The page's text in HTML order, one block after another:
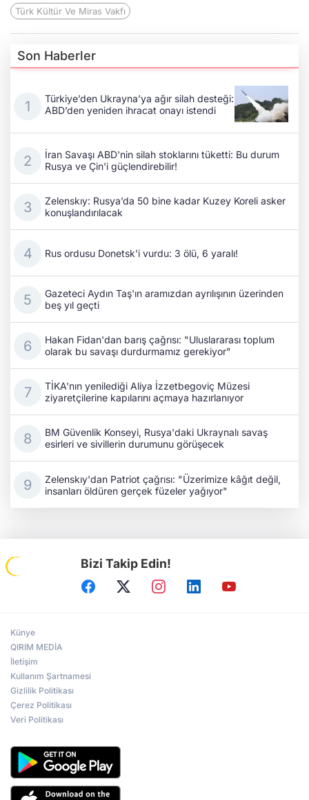
Türk Kültür Ve Miras Vakfı
Son Haberler
Türkiye’den Ukrayna’ya ağır silah desteği:
ABD’den yeniden ihracat onayı istendi
İran Savaşı ABD'nin silah stoklarını tüketti: Bu durum
Rusya ve Çin'i güçlendirebilir!
Zelenskıy: Rusya’da 50 bine kadar Kuzey Koreli asker
konuşlandırılacak
Rus ordusu Donetsk'i vurdu: 3 ölü, 6 yaralı!
Gazeteci Aydın Taş'ın aramızdan ayrılışının üzerinden
beş yıl geçti
Hakan Fidan'dan barış çağrısı: "Uluslararası toplum
olarak bu savaşı durdurmamız gerekiyor"
TİKA'nın yenilediği Aliya İzzetbegoviç Müzesi
ziyaretçilerine kapılarını açmaya hazırlanıyor
BM Güvenlik Konseyi, Rusya'daki Ukraynalı savaş
esirleri ve sivillerin durumunu görüşecek
Zelenskıy'dan Patriot çağrısı: "Üzerimize kâğıt değil,
insanları öldüren gerçek füzeler yağıyor"
Bizi Takip Edin!
Künye
QIRIM MEDİA
İletişim
Kullanım Şartnamesi
Gizlilik Politikası
Çerez Politikası
Veri Politikası